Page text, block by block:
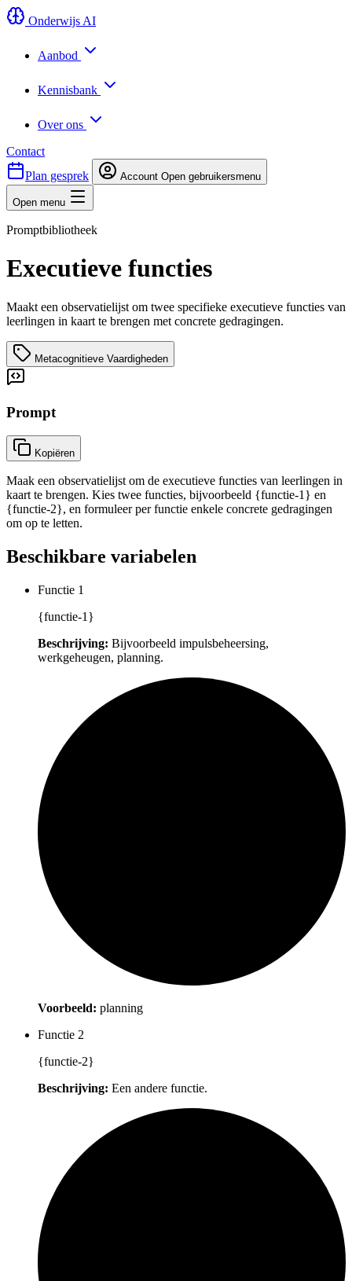
Onderwijs AI
Aanbod
Kennisbank
Over ons
Contact
Plan gesprek
Account Open gebruikersmenu
Open menu
Promptbibliotheek
Executieve functies
Maakt een observatielijst om twee specifieke executieve functies van
leerlingen in kaart te brengen met concrete gedragingen.
Metacognitieve Vaardigheden
Prompt
Kopiëren
Maak een observatielijst om de executieve functies van leerlingen in
kaart te brengen. Kies twee functies, bijvoorbeeld {functie-1} en
{functie-2}, en formuleer per functie enkele concrete gedragingen
om op te letten.
Beschikbare variabelen
Functie 1
{functie-1}
Beschrijving: Bijvoorbeeld impulsbeheersing,
werkgeheugen, planning.
Voorbeeld: planning
Functie 2
{functie-2}
Beschrijving: Een andere functie.